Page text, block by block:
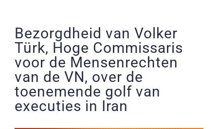
Bezorgdheid van Volker
Türk, Hoge Commissaris
voor de Mensenrechten
van de VN, over de
toenemende golf van
executies in Iran